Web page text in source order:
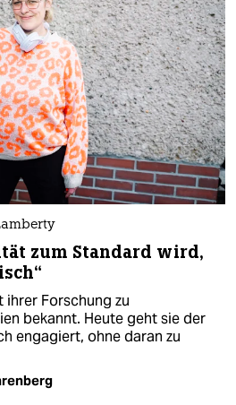
zum Standard wird,
ihrer Forschung zu
bekannt. Heute geht sie der
engagiert, ohne daran zu